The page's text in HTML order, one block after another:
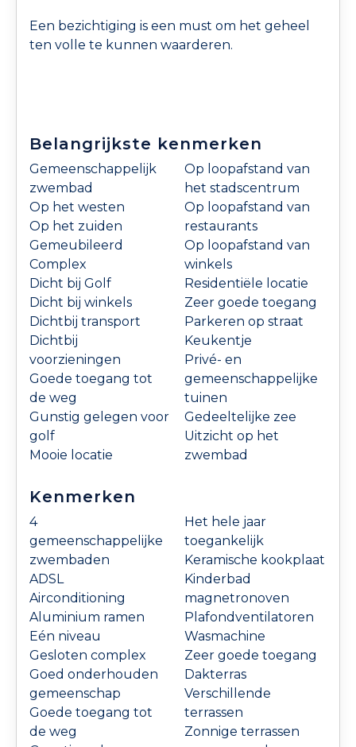
Een bezichtiging is een must om het geheel
ten volle te kunnen waarderen.
Belangrijkste kenmerken
Gemeenschappelijk
zwembad
Op het westen
Op het zuiden
Gemeubileerd
Complex
Dicht bij Golf
Dicht bij winkels
Dichtbij transport
Dichtbij
voorzieningen
Goede toegang tot
de weg
Gunstig gelegen voor
golf
Mooie locatie
Op loopafstand van
het stadscentrum
Op loopafstand van
restaurants
Op loopafstand van
winkels
Residentiële locatie
Zeer goede toegang
Parkeren op straat
Keukentje
Privé- en
gemeenschappelijke
tuinen
Gedeeltelijke zee
Uitzicht op het
zwembad
Kenmerken
4
gemeenschappelijke
zwembaden
ADSL
Airconditioning
Aluminium ramen
Eén niveau
Gesloten complex
Goed onderhouden
gemeenschap
Goede toegang tot
de weg
Het hele jaar
toegankelijk
Keramische kookplaat
Kinderbad
magnetronoven
Plafondventilatoren
Wasmachine
Zeer goede toegang
Dakterras
Verschillende
terrassen
Zonnige terrassen